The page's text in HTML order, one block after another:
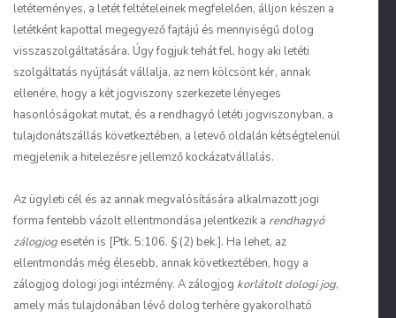
letéteményes, a letét feltételeinek megfelelően, álljon készen a
letétként kapottal megegyező fajtájú és mennyiségű dolog
visszaszolgáltatására. Úgy fogjuk tehát fel, hogy aki letéti
szolgáltatás nyújtását vállalja, az nem kölcsönt kér, annak
ellenére, hogy a két jogviszony szerkezete lényeges
hasonlóságokat mutat, és a rendhagyó letéti jogviszonyban, a
tulajdonátszállás következtében, a letevő oldalán kétségtelenül
megjelenik a hitelezésre jellemző kockázatvállalás.
Az ügyleti cél és az annak megvalósítására alkalmazott jogi
forma fentebb vázolt ellentmondása jelentkezik a rendhagyó
zálogjog esetén is [Ptk. 5:106. § (2) bek.]. Ha lehet, az
ellentmondás még élesebb, annak következtében, hogy a
zálogjog dologi jogi intézmény. A zálogjog korlátolt dologi jog,
amely más tulajdonában lévő dolog terhére gyakorolható